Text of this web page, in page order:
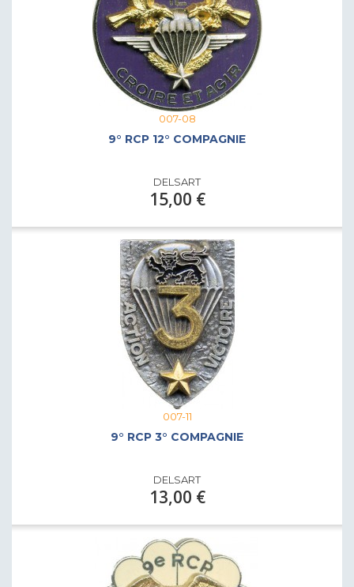
007-08
9° RCP 12° COMPAGNIE
DELSART
15,00 €
007-11
9° RCP 3° COMPAGNIE
DELSART
13,00 €